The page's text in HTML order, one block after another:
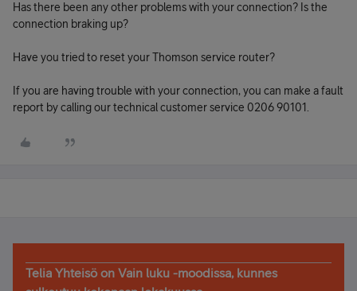
Has there been any other problems with your connection? Is the
connection braking up?
Have you tried to reset your Thomson service router?
If you are having trouble with your connection, you can make a fault
report by calling our technical customer service 0206 90101.
Telia Yhteisö on Vain luku -moodissa, kunnes